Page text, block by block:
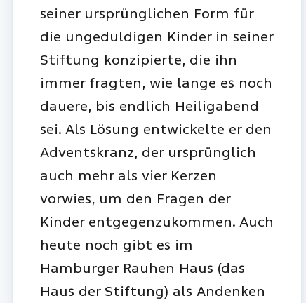
seiner ursprünglichen Form für
die ungeduldigen Kinder in seiner
Stiftung konzipierte, die ihn
immer fragten, wie lange es noch
dauere, bis endlich Heiligabend
sei. Als Lösung entwickelte er den
Adventskranz, der ursprünglich
auch mehr als vier Kerzen
vorwies, um den Fragen der
Kinder entgegenzukommen. Auch
heute noch gibt es im
Hamburger Rauhen Haus (das
Haus der Stiftung) als Andenken